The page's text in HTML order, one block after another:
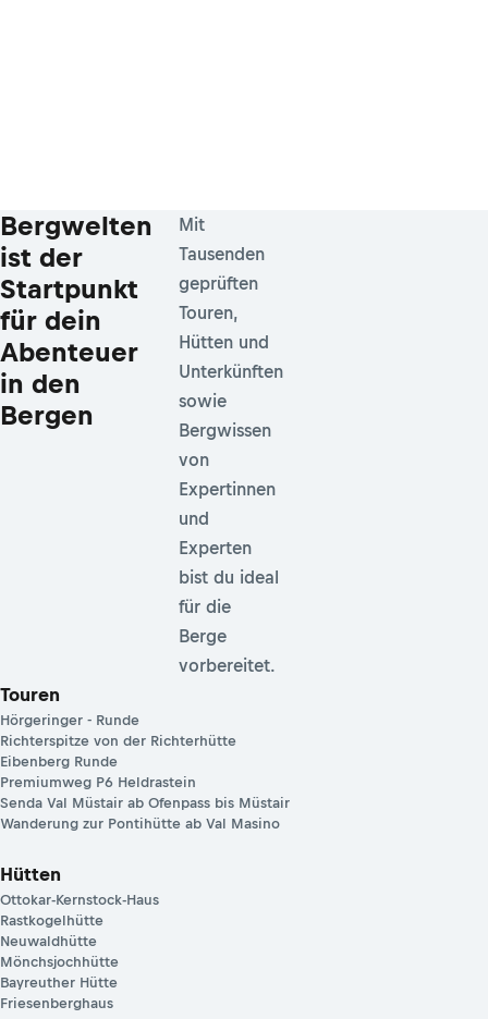
Bergwelten
ist der
Startpunkt
für dein
Abenteuer
in den
Bergen
Mit
Tausenden
geprüften
Touren,
Hütten und
Unterkünften
sowie
Bergwissen
von
Expertinnen
und
Experten
bist du ideal
für die
Berge
vorbereitet.
Touren
Hörgeringer - Runde
Richterspitze von der Richterhütte
Eibenberg Runde
Premiumweg P6 Heldrastein
Senda Val Müstair ab Ofenpass bis Müstair
Wanderung zur Pontihütte ab Val Masino
Hütten
Ottokar-Kernstock-Haus
Rastkogelhütte
Neuwaldhütte
Mönchsjochhütte
Bayreuther Hütte
Friesenberghaus